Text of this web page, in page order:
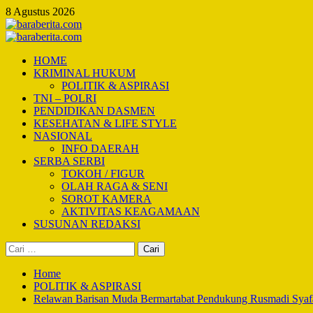
Skip
to
content
8 Agustus 2026
Primary
HOME
KRIMINAL HUKUM
POLITIK & ASPIRASI
TNI – POLRI
PENDIDIKAN DASMEN
KESEHATAN & LIFE STYLE
NASIONAL
INFO DAERAH
SERBA SERBI
TOKOH / FIGUR
OLAH RAGA & SENI
SOROT KAMERA
AKTIVITAS KEAGAMAAN
SUSUNAN REDAKSI
Cari
untuk:
Home
POLITIK & ASPIRASI
Relawan Barisan Muda Bermartabat Pendukung Rusmadi